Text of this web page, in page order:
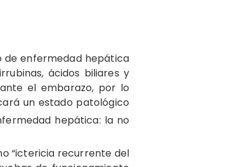
de enfermedad hepática
ácidos biliares y
el embarazo, por lo
un estado patológico
hepática: la no
“ictericia recurrente del